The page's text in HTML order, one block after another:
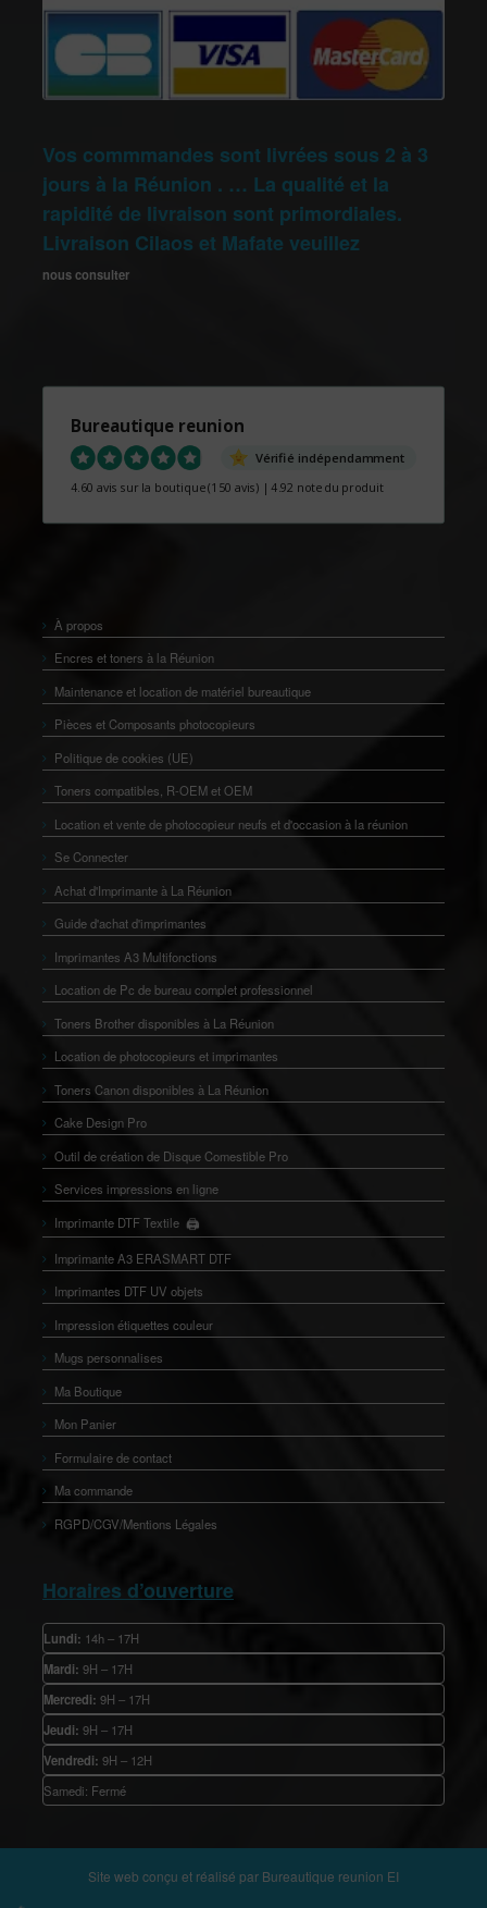
Vos commmandes sont livrées sous 2 à 3
jours à la Réunion . … La qualité et la
rapidité de livraison sont primordiales.
Livraison Cilaos et Mafate veuillez
nous consulter
Bureautique reunion
Vérifié indépendamment
4.60 avis sur la boutique(150 avis) |4.92 note du produit
À propos
Encres et toners à la Réunion
Maintenance et location de matériel bureautique
Pièces et Composants photocopieurs
Politique de cookies (UE)
Toners compatibles, R-OEM et OEM
Location et vente de photocopieur neufs et d'occasion à la réunion
Se Connecter
Achat d'Imprimante à La Réunion
Guide d'achat d'imprimantes
Imprimantes A3 Multifonctions
Location de Pc de bureau complet professionnel
Toners Brother disponibles à La Réunion
Location de photocopieurs et imprimantes
Toners Canon disponibles à La Réunion
Cake Design Pro
Outil de création de Disque Comestible Pro
Services impressions en ligne
Imprimante DTF Textile 🖨️
👕
Imprimante A3 ERASMART DTF
Imprimantes DTF UV objets
Impression étiquettes couleur
Mugs personnalises
Ma Boutique
Mon Panier
Formulaire de contact
Ma commande
RGPD/CGV/Mentions Légales
Horaires d’ouverture
Lundi: 14h – 17H
Mardi: 9H – 17H
Mercredi: 9H – 17H
Jeudi: 9H – 17H
Vendredi: 9H – 12H
Samedi: Fermé
Site web conçu et réalisé par Bureautique reunion EI